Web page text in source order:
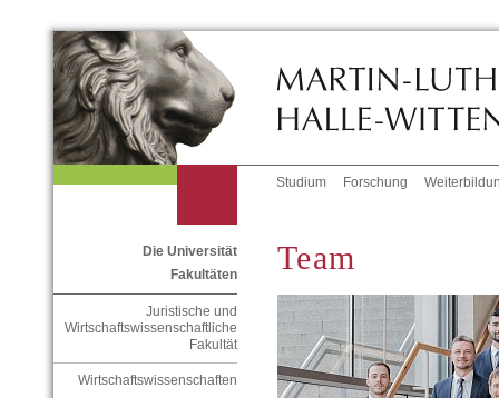
Studium Forschung
Die Universität
Fakultäten
Juristische und
Wirtschaftswissenschaftliche
Fakultät
Wirtschaftswissenschaften
Team